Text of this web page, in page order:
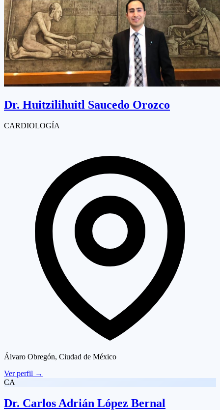
Dr. Huitzilihuitl Saucedo Orozco
CARDIOLOGÍA
Álvaro Obregón, Ciudad de México
Ver perfil →
CA
Dr. Carlos Adrián López Bernal